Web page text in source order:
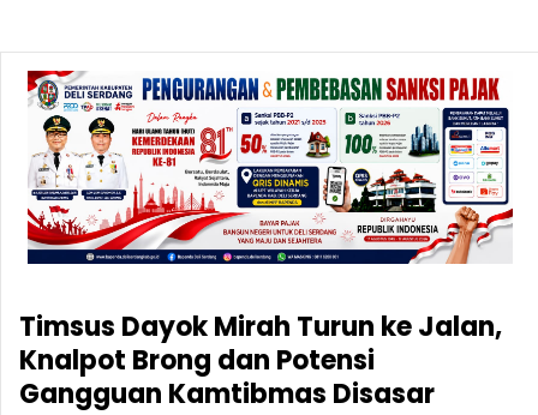
Timsus Dayok Mirah Turun ke Jalan,
Knalpot Brong dan Potensi
Gangguan Kamtibmas Disasar